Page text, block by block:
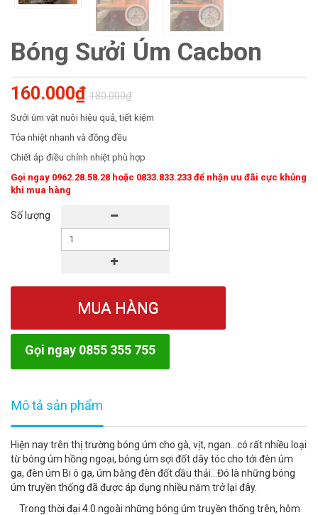
Bóng Sưởi Úm Cacbon
160.000₫ 180.000₫
Sưởi úm vật nuôi hiệu quả, tiết kiệm
Tỏa nhiệt nhanh và đồng đều
Chiết áp điều chỉnh nhiệt phù hợp
Gọi ngay 0962.28.58.28 hoặc 0833.833.233 để nhận ưu đãi cực khủng
khi mua hàng
Số lượng
MUA HÀNG
Gọi ngay 0855 355 755
Mô tả sản phẩm
Hiện nay trên thị trường bóng úm cho gà, vịt, ngan…có rất nhiều loại
từ bóng úm hồng ngoại, bóng úm sợi đốt dây tóc cho tới đèn úm
ga, đèn úm Bi ô ga, úm bằng đèn đốt dầu thải…Đó là những bóng
úm truyền thống đã được áp dụng nhiều năm trở lại đây.
Trong thời đại 4.0 ngoài những bóng úm truyền thống trên, hôm